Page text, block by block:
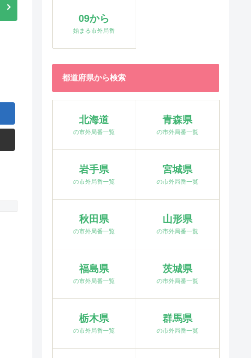
09から
始まる市外局番
都道府県から検索
北海道
の市外局番一覧
青森県
の市外局番一覧
岩手県
の市外局番一覧
宮城県
の市外局番一覧
秋田県
の市外局番一覧
山形県
の市外局番一覧
福島県
の市外局番一覧
茨城県
の市外局番一覧
栃木県
の市外局番一覧
群馬県
の市外局番一覧